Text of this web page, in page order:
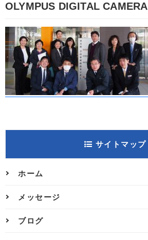
OLYMPUS DIGITAL CAMERA
サイトマップ
ホーム
メッセージ
ブログ